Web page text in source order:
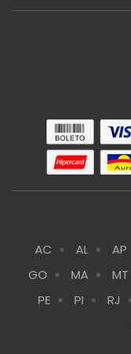
AC AL AP
GO
MA MT
PE
PI RJ